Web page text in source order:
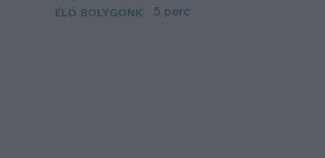
ÉLŐ BOLYGÓNK 5 perc